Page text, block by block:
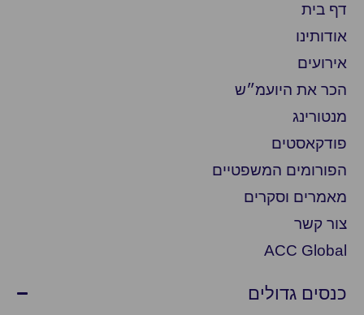
דף בית
אודותינו
אירועים
הכר את היועמ״ש
מנטורינג
פודקאסטים
הפורומים המשפטיים
מאמרים וסקרים
צור קשר
ACC Global
כנסים גדולים